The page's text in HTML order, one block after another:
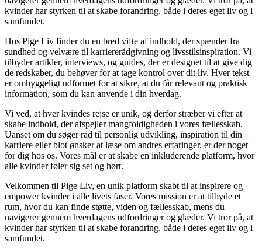
kvinder har styrken til at skabe forandring, både i deres eget liv og i
samfundet.
Hos Pige Liv finder du en bred vifte af indhold, der spænder fra
sundhed og velvære til karriererådgivning og livsstilsinspiration. Vi
tilbyder artikler, interviews, og guides, der er designet til at give dig
de redskaber, du behøver for at tage kontrol over dit liv. Hver tekst
er omhyggeligt udformet for at sikre, at du får relevant og praktisk
information, som du kan anvende i din hverdag.
Vi ved, at hver kvindes rejse er unik, og derfor stræber vi efter at
skabe indhold, der afspejler mangfoldigheden i vores fællesskab.
Uanset om du søger råd til personlig udvikling, inspiration til din
karriere eller blot ønsker at læse om andres erfaringer, er der noget
for dig hos os. Vores mål er at skabe en inkluderende platform, hvor
alle kvinder føler sig set og hørt.
Velkommen til Pige Liv, en unik platform skabt til at inspirere og
empower kvinder i alle livets faser. Vores mission er at tilbyde et
rum, hvor du kan finde støtte, viden og fællesskab, mens du
navigerer gennem hverdagens udfordringer og glæder. Vi tror på, at
kvinder har styrken til at skabe forandring, både i deres eget liv og i
samfundet.